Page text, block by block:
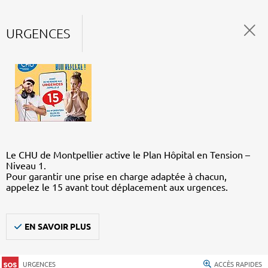
URGENCES
Le CHU de Montpellier active le Plan Hôpital en Tension –
Niveau 1.
Pour garantir une prise en charge adaptée à chacun,
appelez le 15 avant tout déplacement aux urgences.
EN SAVOIR PLUS
URGENCES ACCÈS RAPIDES